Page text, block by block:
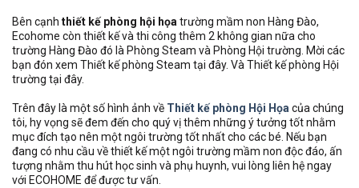
Bên cạnh thiết kế phòng hội họa trường mầm non Hàng Đào,
Ecohome còn thiết kế và thi công thêm 2 không gian nữa cho
trường Hàng Đào đó là Phòng Steam và Phòng Hội trường. Mời các
bạn đón xem Thiết kế phòng Steam tại đây. Và Thiết kế phòng Hội
trường tại đây.
Trên đây là một số hình ảnh về Thiết kế phòng Hội Họacủa chúng
tôi, hy vọng sẽ đem đến cho quý vị thêm những ý tưởng tốt nhằm
mục đích tạo nên một ngôi trường tốt nhất cho các bé. Nếu bạn
đang có nhu cầu về thiết kế một ngôi trường mầm non độc đáo, ấn
tượng nhằm thu hút học sinh và phụ huynh, vui lòng liên hệ ngay
với ECOHOME để được tư vấn.